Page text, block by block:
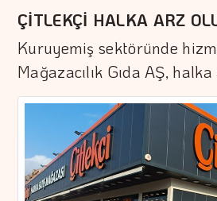
ÇİTLEKÇİ HALKA ARZ
Kuruyemiş sektöründe
Mağazacılık Gıda AŞ,